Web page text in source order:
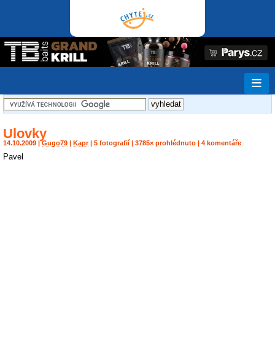
Ulovky
14.10.2009 |Gugo79 Kapr| 5 fotografií | 3785× prohlédnuto | 4 komentáře
Pavel